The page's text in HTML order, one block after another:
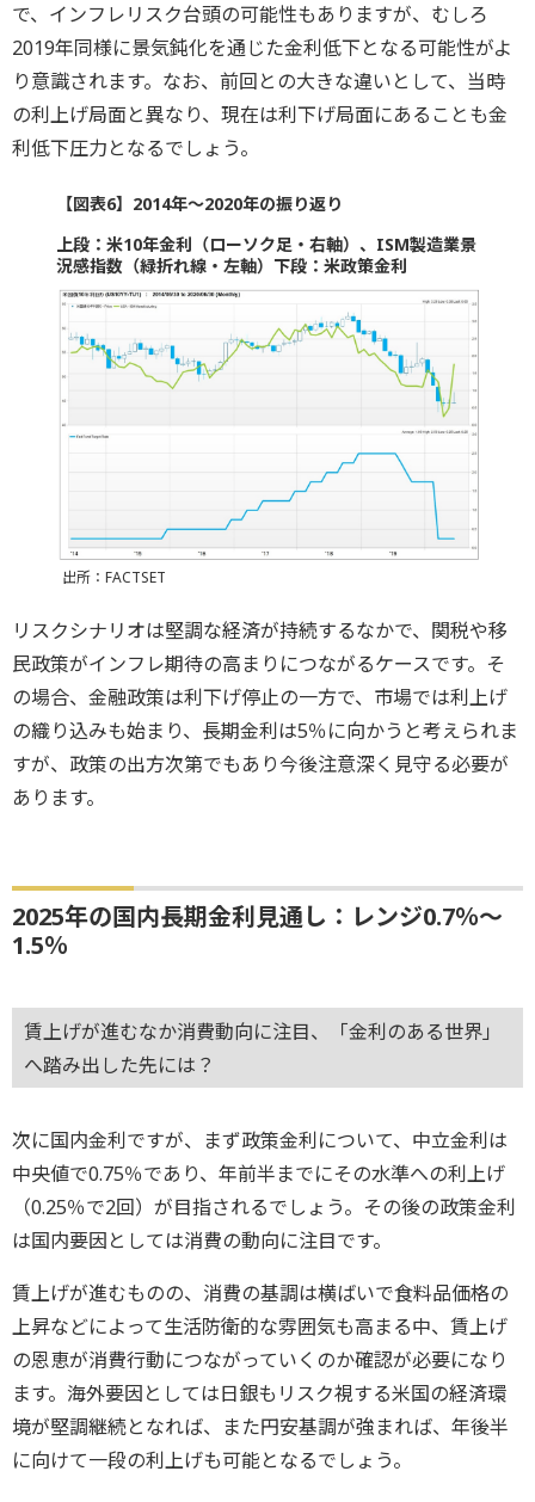
で、インフレリスク台頭の可能性もありますが、むしろ
2019年同様に景気鈍化を通じた金利低下となる可能性がよ
り意識されます。なお、前回との大きな違いとして、当時
の利上げ局面と異なり、現在は利下げ局面にあることも金
利低下圧力となるでしょう。
【図表6】2014年～2020年の振り返り
上段：米10年金利（ローソク足・右軸）、ISM製造業景
況感指数（緑折れ線・左軸） 下段：米政策金利
出所：FACTSET
リスクシナリオは堅調な経済が持続するなかで、関税や移
民政策がインフレ期待の高まりにつながるケースです。そ
の場合、金融政策は利下げ停止の一方で、市場では利上げ
の織り込みも始まり、長期金利は5％に向かうと考えられま
すが、政策の出方次第でもあり今後注意深く見守る必要が
あります。
2025年の国内長期金利見通し：レンジ0.7％～
1.5％
賃上げが進むなか消費動向に注目、「金利のある世界」
へ踏み出した先には？
次に国内金利ですが、まず政策金利について、中立金利は
中央値で0.75％であり、年前半までにその水準への利上げ
（0.25％で2回）が目指されるでしょう。その後の政策金利
は国内要因としては消費の動向に注目です。
賃上げが進むものの、消費の基調は横ばいで食料品価格の
上昇などによって生活防衛的な雰囲気も高まる中、賃上げ
の恩恵が消費行動につながっていくのか確認が必要になり
ます。海外要因としては日銀もリスク視する米国の経済環
境が堅調継続となれば、また円安基調が強まれば、年後半
に向けて一段の利上げも可能となるでしょう。